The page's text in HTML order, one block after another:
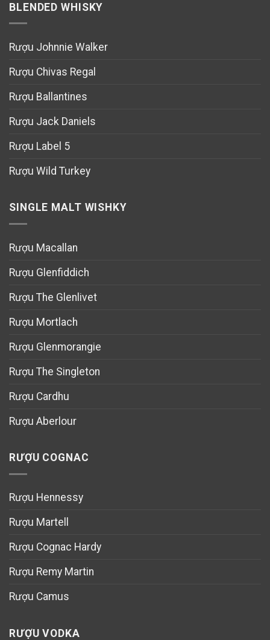
BLENDED WHISKY
Rượu Johnnie Walker
Rượu Chivas Regal
Rượu Ballantines
Rượu Jack Daniels
Rượu Label 5
Rượu Wild Turkey
SINGLE MALT WISHKY
Rượu Macallan
Rượu Glenfiddich
Rượu The Glenlivet
Rượu Mortlach
Rượu Glenmorangie
Rượu The Singleton
Rượu Cardhu
Rượu Aberlour
RƯỢU COGNAC
Rượu Hennessy
Rượu Martell
Rượu Cognac Hardy
Rượu Remy Martin
Rượu Camus
RƯỢU VODKA